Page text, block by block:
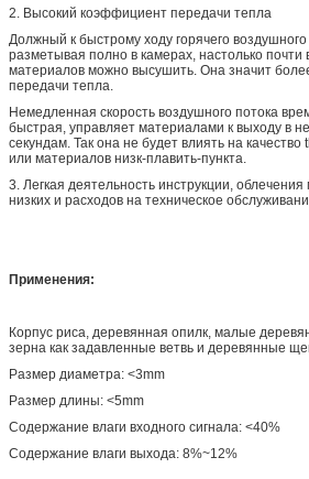
2. Высокий коэффициент передачи тепла
Должный к быстрому ходу горячего
разметывая полно в камерах, настолько почти
материалов можно высушить. Она значит
передачи тепла.
Немедленная скорость воздушного потока
быстрая, управляет материалами к выходу в
секундам. Так она не будет влиять на
или материалов низк-плавить-пункта.
3. Легкая деятельность инструкции,
низких и расходов на техническое
Применения:
Корпус риса, деревянная опилк, малые
зерна как задавленные ветвь и деревянные
Размер диаметра: <3mm
Размер длины: <5mm
Содержание влаги входного сигнала: <40%
Содержание влаги выхода: 8%~12%